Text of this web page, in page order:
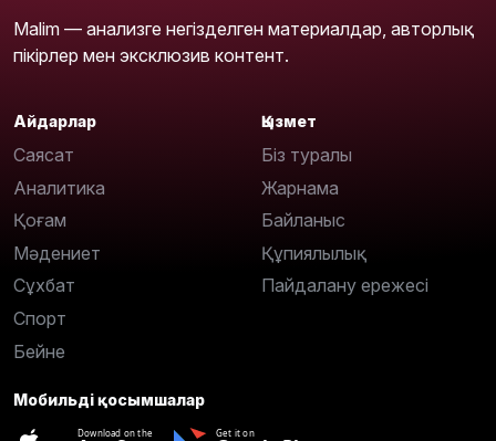
Malim — анализге негізделген материалдар, авторлық
пікірлер мен эксклюзив контент.
Айдарлар
Саясат
Аналитика
Қоғам
Мәдениет
Сұхбат
Спорт
Бейне
Қызмет
Біз туралы
Жарнама
Байланыс
Құпиялылық
Пайдалану ережесі
Мобильді қосымшалар
Download on the Get it on